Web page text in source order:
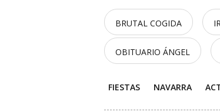
BRUTAL COGIDA
OBITUARIO ÁNGEL
FIESTAS NAVARRA